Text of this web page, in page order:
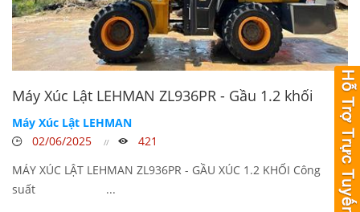
Máy Xúc Lật LEHMAN ZL936PR - Gầu 1.2 khối
Máy Xúc Lật LEHMAN
02/06/2025
421
MÁY XÚC LẬT LEHMAN ZL936PR - GẦU XÚC 1.2 KHỐI Công
suất ...